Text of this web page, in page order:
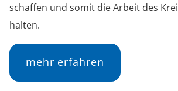
schaffen und somit die Arbeit des
halten.
mehr erfahren